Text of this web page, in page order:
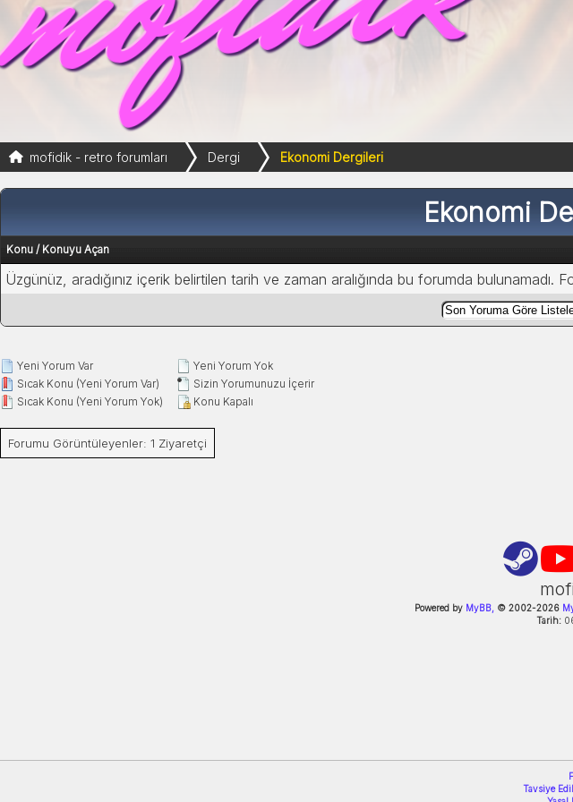
mofidik - retro forumları Dergi Ekonomi Dergileri
Ekonomi
Konu / Konuyu Açan
Üzgünüz, aradığınız içerik belirtilen tarih ve zaman aralığında bu forumda
Yeni Yorum Var
Sıcak Konu (Yeni Yorum Var)
Sıcak Konu (Yeni Yorum Yok)
Yeni Yorum Yok
Sizin Yorumunuzu İçerir
Konu Kapalı
Forumu Görüntüleyenler: 1 Ziyaretçi
Powered by MyBB, © 2002-2026
Tarih:
Tavsiye